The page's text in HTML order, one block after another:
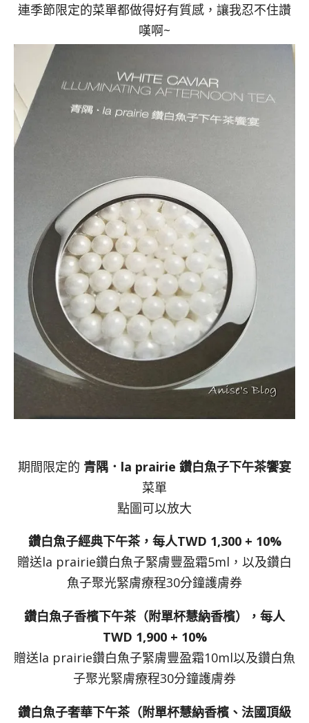
連季節限定的菜單都做得好有質感，讓我忍不住讚
嘆啊~
期間限定的 青隅．la prairie 鑽白魚子下午茶饗宴
菜單
點圖可以放大
鑽白魚子經典下午茶，每人TWD 1,300 + 10%
贈送la prairie鑽白魚子緊膚豐盈霜5ml，以及鑽白
魚子聚光緊膚療程30分鐘護膚券
鑽白魚子香檳下午茶（附單杯慧納香檳），每人
TWD 1,900 + 10%
贈送la prairie鑽白魚子緊膚豐盈霜10ml以及鑽白魚
子聚光緊膚療程30分鐘護膚券
鑽白魚子奢華下午茶（附單杯慧納香檳、法國頂級